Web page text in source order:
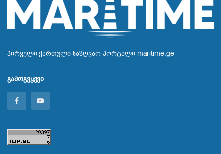
პირველი ქართული საზღვაო პორტალი maritime.ge
გამოგვყევი